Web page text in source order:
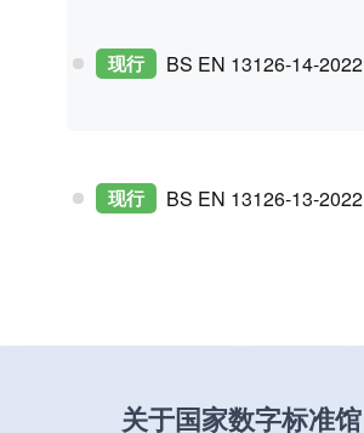
现行 BS EN 13126-14-2022
现行 BS EN 13126-13-2022
关于国家数字标准馆